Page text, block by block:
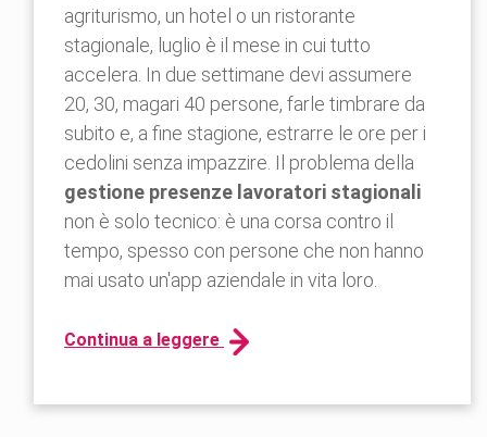
agriturismo, un hotel o un ristorante
stagionale, luglio è il mese in cui tutto
accelera. In due settimane devi assumere
20, 30, magari 40 persone, farle timbrare da
subito e, a fine stagione, estrarre le ore per i
cedolini senza impazzire. Il problema della
gestione presenze lavoratori stagionali
non è solo tecnico: è una corsa contro il
tempo, spesso con persone che non hanno
mai usato un'app aziendale in vita loro.
Continua a leggere